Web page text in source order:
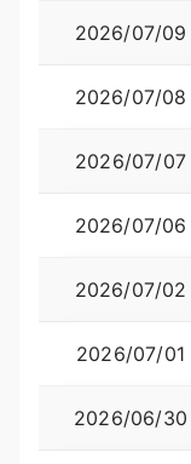
2026/07/09
2026/07/08
2026/07/07
2026/07/06
2026/07/02
2026/07/01
2026/06/30